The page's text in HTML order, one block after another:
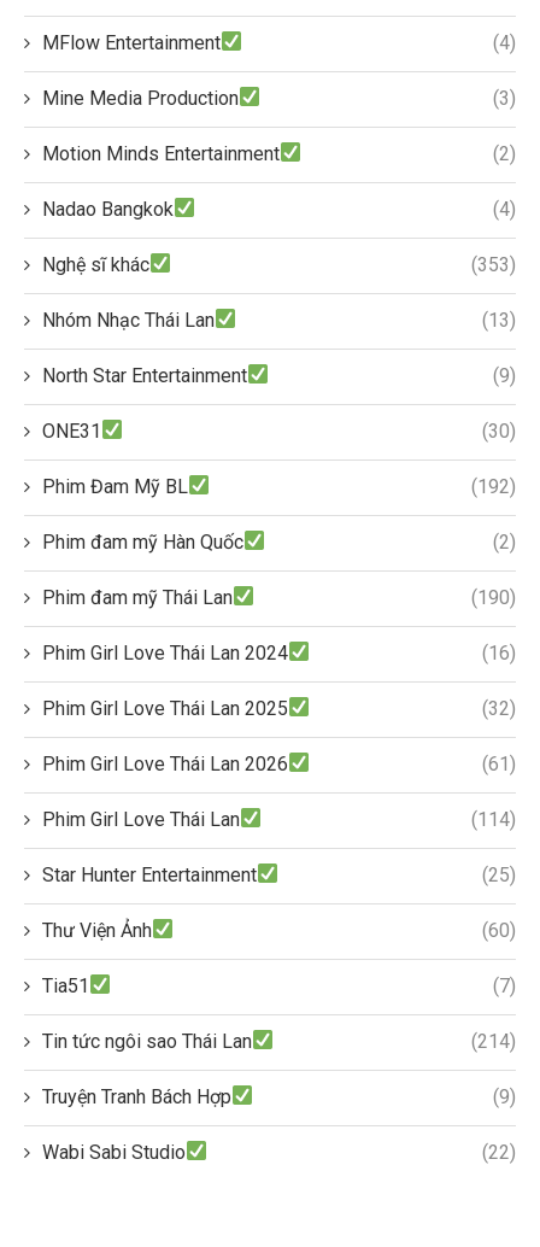
MFlow Entertainment (4)
Mine Media Production (3)
Motion Minds Entertainment (2)
Nadao Bangkok (4)
Nghệ sĩ khác (353)
Nhóm Nhạc Thái Lan (13)
North Star Entertainment (9)
ONE31 (30)
Phim Đam Mỹ BL (192)
Phim đam mỹ Hàn Quốc (2)
Phim đam mỹ Thái Lan (190)
Phim Girl Love Thái Lan 2024 (16)
Phim Girl Love Thái Lan 2025 (32)
Phim Girl Love Thái Lan 2026 (61)
Phim Girl Love Thái Lan (114)
Star Hunter Entertainment (25)
Thư Viện Ảnh (60)
Tia51 (7)
Tin tức ngôi sao Thái Lan (214)
Truyện Tranh Bách Hợp (9)
Wabi Sabi Studio (22)